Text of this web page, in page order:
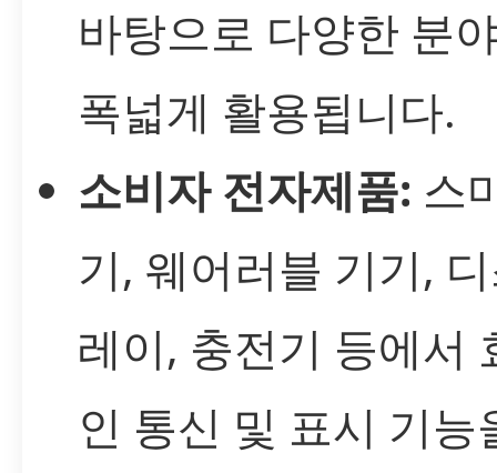
바탕으로 다양한 분
폭넓게 활용됩니다.
소비자 전자제품: 스
기, 웨어러블 기기,
레이, 충전기 등에서
인 통신 및 표시 기능